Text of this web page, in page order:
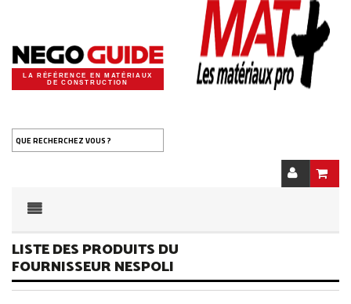
LA RÉFÉRENCE EN MATÉRIAUX
DE CONSTRUCTION
QUE RECHERCHEZ VOUS ?
LISTE DES PRODUITS DU
FOURNISSEUR NESPOLI